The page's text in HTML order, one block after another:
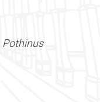
Pothinus